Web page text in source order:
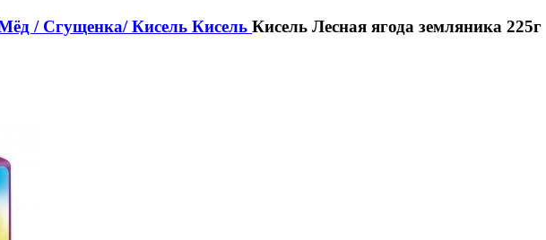
/ Сгущенка/ Кисель Кисель Кисель Лесная ягода земляника 225г